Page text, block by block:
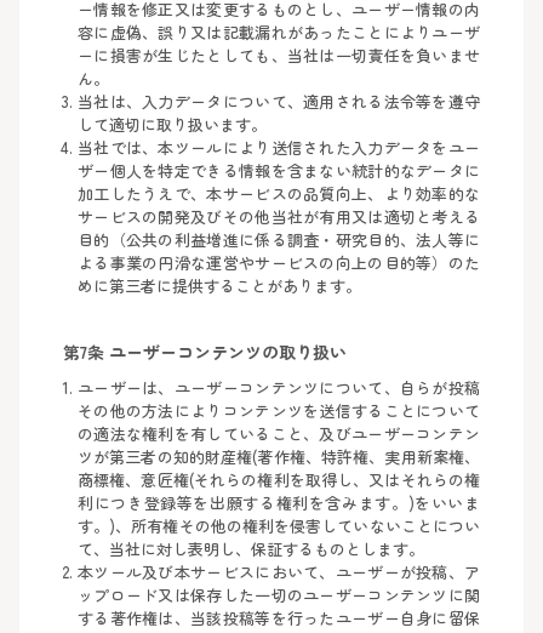
ー情報を修正又は変更するものとし、ユーザー情報の内
容に虚偽、誤り又は記載漏れがあったことによりユーザ
ーに損害が生じたとしても、当社は一切責任を負いませ
ん。
当社は、入力データについて、適用される法令等を遵守
して適切に取り扱います。
当社では、本ツールにより送信された入力データをユー
ザー個人を特定できる情報を含まない統計的なデータに
加工したうえで、本サービスの品質向上、より効率的な
サービスの開発及びその他当社が有用又は適切と考える
目的（公共の利益増進に係る調査・研究目的、法人等に
よる事業の円滑な運営やサービスの向上の目的等）のた
めに第三者に提供することがあります。
第7条 ユーザーコンテンツの取り扱い
ユーザーは、ユーザーコンテンツについて、自らが投稿
その他の方法によりコンテンツを送信することについて
の適法な権利を有していること、及びユーザーコンテン
ツが第三者の知的財産権(著作権、特許権、実用新案権、
商標権、意匠権(それらの権利を取得し、又はそれらの権
利につき登録等を出願する権利を含みます。)をいいま
す。)、所有権その他の権利を侵害していないことについ
て、当社に対し表明し、保証するものとします。
本ツール及び本サービスにおいて、ユーザーが投稿、ア
ップロード又は保存した一切のユーザーコンテンツに関
する著作権は、当該投稿等を行ったユーザー自身に留保